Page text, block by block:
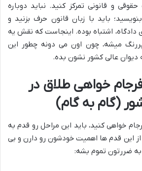
حقوقی و قانونیتمرکز کنید. نباید دوباره
باید با زبان قانون حرف بزنید و
اشتباهبوده. اینجاست که نقش یه
میشه، چون اون می دونه چطور این
دیوان عالی کشور نشون بده.
خواهی طلاق در
(گام به گام)
خواهی کنید، باید این مراحل رو قدم به
این قدم ها اهمیت خودشون رو دارن و بی
ضررتون تموم بشه: